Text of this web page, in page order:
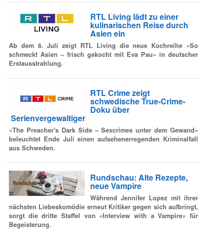
RTL Living lädt zu einer
kulinarischen Reise durch
Asien ein
Ab dem 6. Juli zeigt RTL Living die neue Kochreihe «So
schmeckt Asien – frisch gekocht mit Eva Pau» in deutscher
Erstausstrahlung.
RTL Crime zeigt
schwedische True-Crime-
Doku über
Serienvergewaltiger
«The Preacher's Dark Side – Sexcrimes unter dem Gewand»
beleuchtet Ende Juli einen aufsehenerregenden Kriminalfall
aus Schweden.
Rundschau: Alte Rezepte,
neue Vampire
Während Jennifer Lopez mit ihrer
nächsten Liebeskomödie erneut Kritiker gegen sich aufbringt,
sorgt die dritte Staffel von «Interview with a Vampire» für
Begeisterung.